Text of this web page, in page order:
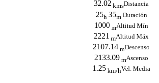
32.02 kmsDistancia
25h 35m Duración
1000 mAltitud Mín
2221 mAltitud Máx
2107.14 mDescenso
2133.09 mAscenso
1.25 km/hVel. Media